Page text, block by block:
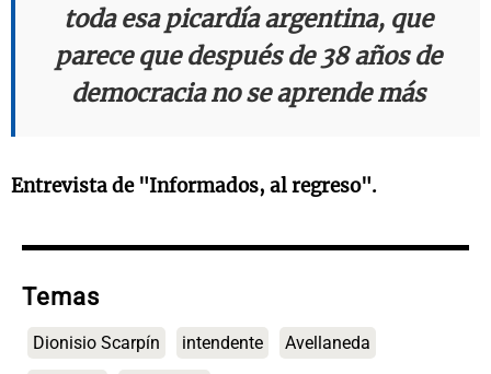
toda esa picardía argentina, que
parece que después de 38 años de
democracia no se aprende más
Entrevista de "Informados, al regreso".
Temas
Dionisio Scarpín intendente Avellaneda